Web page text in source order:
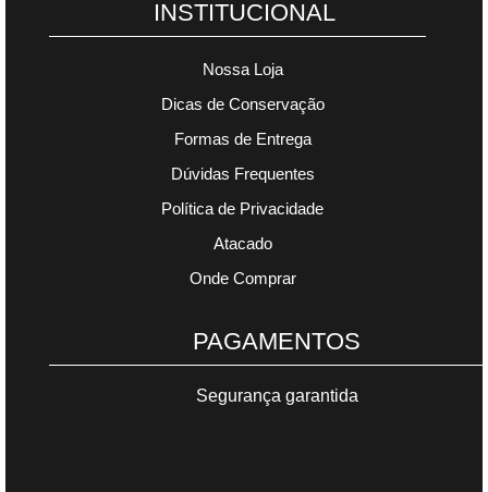
INSTITUCIONAL
Nossa Loja
Dicas de Conservação
Formas de Entrega
Dúvidas Frequentes
Política de Privacidade
Atacado
Onde Comprar
PAGAMENTOS
Segurança garantida